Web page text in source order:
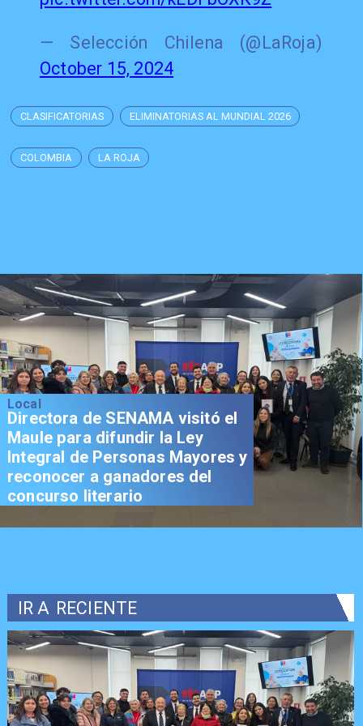
— Selección Chilena (@LaRoja)
October 15, 2024
CLASIFICATORIAS ELIMINATORIAS AL MUNDIAL 2026
COLOMBIA LA ROJA
Local
Directora de SENAMA visitó el
Maule para difundir la Ley
Integral de Personas Mayores y
reconocer a ganadores del
concurso literario
IR A RECIENTE